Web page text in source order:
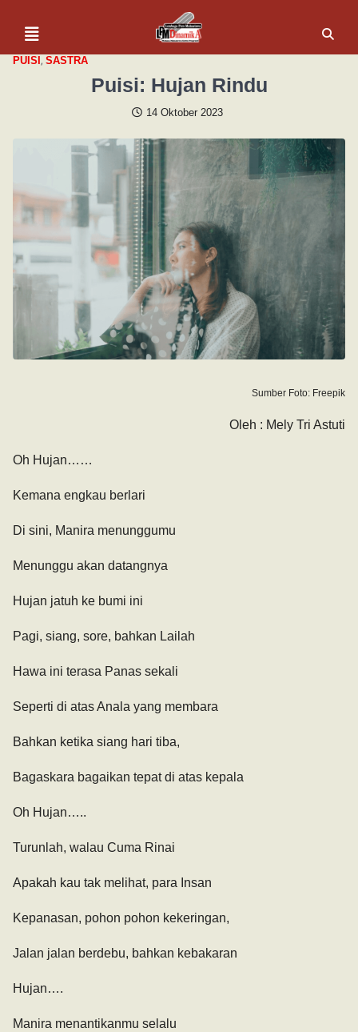
PUISI , SASTRA
Puisi: Hujan Rindu
14 Oktober 2023
Sumber Foto: Freepik
Oleh : Mely Tri Astuti
Oh Hujan……
Kemana engkau berlari
Di sini, Manira menunggumu
Menunggu akan datangnya
Hujan jatuh ke bumi ini
Pagi, siang, sore, bahkan Lailah
Hawa ini terasa Panas sekali
Seperti di atas Anala yang membara
Bahkan ketika siang hari tiba,
Bagaskara bagaikan tepat di atas kepala
Oh Hujan…..
Turunlah, walau Cuma Rinai
Apakah kau tak melihat, para Insan
Kepanasan, pohon pohon kekeringan,
Jalan jalan berdebu, bahkan kebakaran
Hujan….
Manira menantikanmu selalu